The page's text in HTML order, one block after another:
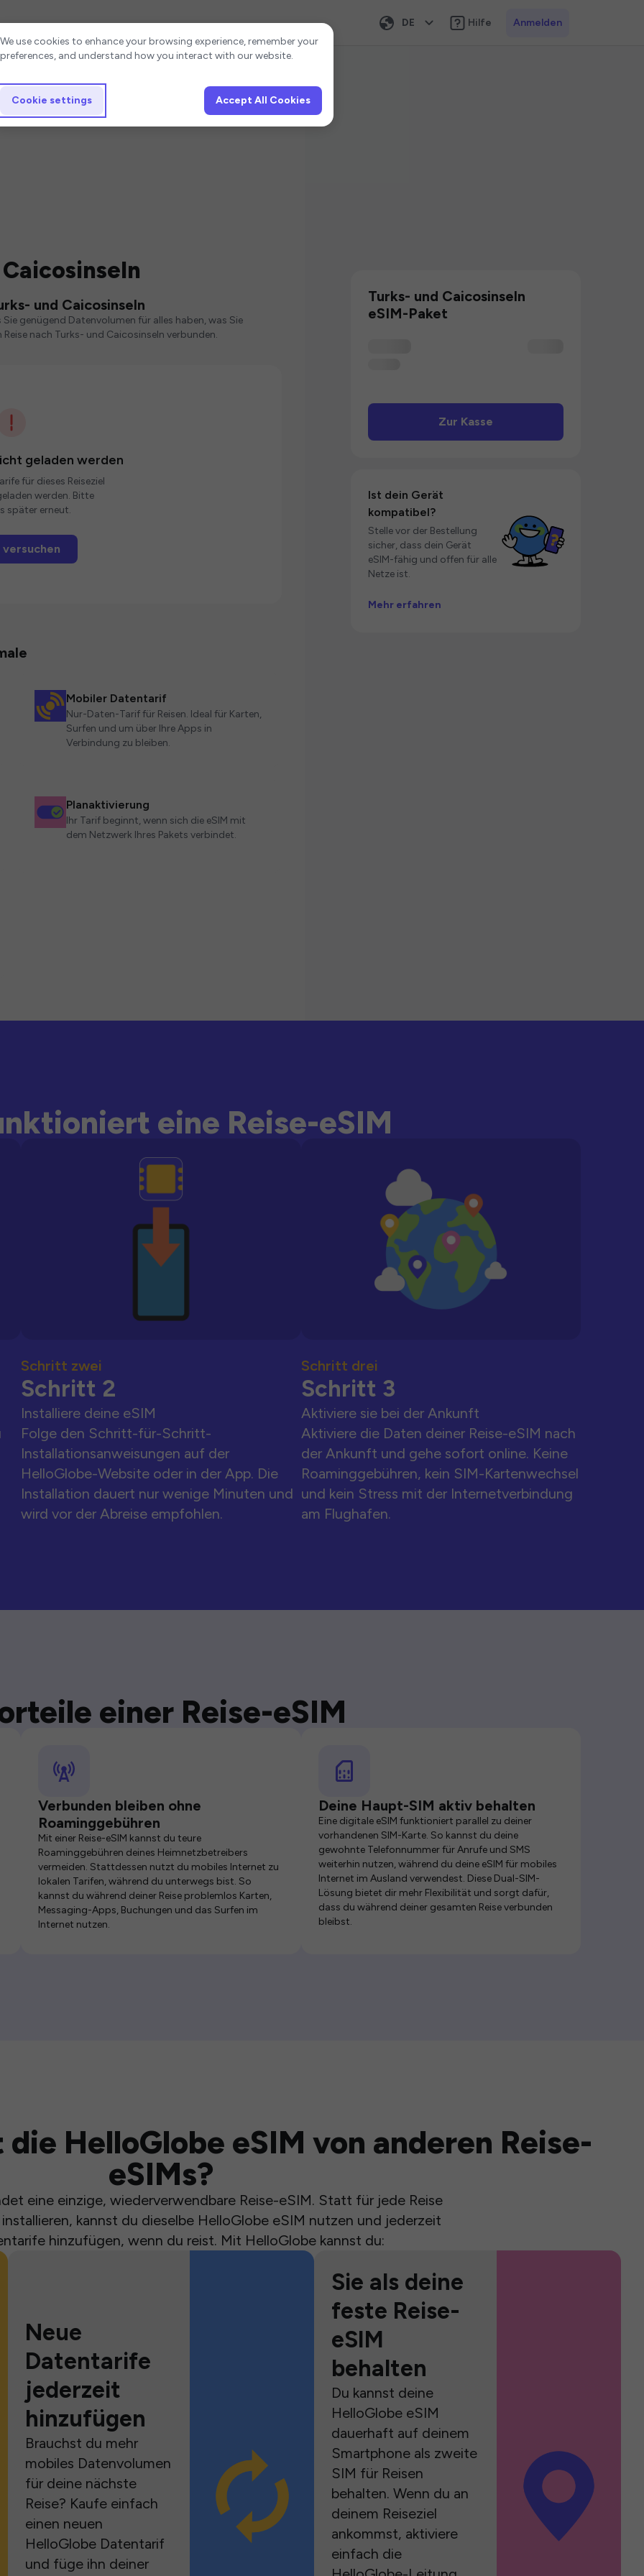
DE Hilfe Anmelden
und Caicosinseln
genügend Datenvolumen für alles haben, was Sie
nach Turks- und Caicosinseln verbunden.
geladen werden
für dieses Reiseziel
werden. Bitte
später erneut.
Mobiler Datentarif
Nur-Daten-Tarif für Reisen. Ideal für Karten,
Surfen und um über Ihre Apps in
Verbindung zu bleiben.
Planaktivierung
Ihr Tarif beginnt, wenn sich die eSIM mit
dem Netzwerk Ihres Pakets verbindet.
Turks- und Caicosinseln
eSIM-Paket
Zur Kasse
Ist dein Gerät
kompatibel?
Stelle vor der Bestellung
sicher, dass dein Gerät
eSIM-fähig und offen für alle
Netze ist.
Mehr erfahren
eine Reise-eSIM
Schritt zwei
Schritt 2
Installiere deine eSIM
Folge den Schritt-für-Schritt-
Installationsanweisungen auf der
HelloGlobe-Website oder in der App. Die
Installation dauert nur wenige Minuten und
wird vor der Abreise empfohlen.
Schritt drei
Schritt 3
Aktiviere sie bei der Ankunft
Aktiviere die Daten deiner Reise-eSIM nach
der Ankunft und gehe sofort online. Keine
Roaminggebühren, kein SIM-Kartenwechsel
und kein Stress mit der Internetverbindung
am Flughafen.
einer Reise-eSIM
Verbunden bleiben ohne
Roaminggebühren
Mit einer Reise-eSIM kannst du teure
Roaminggebühren deines Heimnetzbetreibers
vermeiden. Stattdessen nutzt du mobiles Internet zu
lokalen Tarifen, während du unterwegs bist. So
kannst du während deiner Reise problemlos Karten,
Messaging-Apps, Buchungen und das Surfen im
Internet nutzen.
Deine Haupt-SIM aktiv behalten
Eine digitale eSIM funktioniert parallel zu deiner
vorhandenen SIM-Karte. So kannst du deine
gewohnte Telefonnummer für Anrufe und SMS
weiterhin nutzen, während du deine eSIM für mobiles
Internet im Ausland verwendest. Diese Dual-SIM-
Lösung bietet dir mehr Flexibilität und sorgt dafür,
dass du während deiner gesamten Reise verbunden
bleibst.
HelloGlobe eSIM von anderen Reise-
eSIMs?
eine einzige, wiederverwendbare Reise-eSIM. Statt für jede Reise
kannst du dieselbe HelloGlobe eSIM nutzen und jederzeit
hinzufügen, wenn du reist. Mit HelloGlobe kannst du:
Neue
Datentarife
jederzeit
hinzufügen
Brauchst du mehr
mobiles Datenvolumen
für deine nächste
Reise? Kaufe einfach
einen neuen
HelloGlobe Datentarif
und füge ihn deiner
Sie als deine
feste Reise-
eSIM
behalten
Du kannst deine
HelloGlobe eSIM
dauerhaft auf deinem
Smartphone als zweite
SIM für Reisen
behalten. Wenn du an
deinem Reiseziel
ankommst, aktiviere
einfach die
Cookie settings
We use cookies to enhance your browsing experience, remember your
preferences, and understand how you interact with our website.
Cookie settings Accept All Cookies